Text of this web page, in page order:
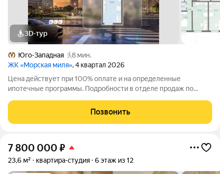
3D-тур
Юго-Западная
8 мин.
ЖК «Морская миля», 4 квартал 2026
Цена действует при 100% оплате и на определенные
ипотечные программы. Подробности в отделе продаж по
Общая площадь составляет 25.89 кв. м. Квартира с чистовой
отделкой. Жилой комплекс
Позвонить
7 800 000 ₽
23,6 м² квартира-студия 6 этаж из 12